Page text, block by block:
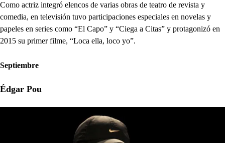
Como actriz integró elencos de varias obras de teatro de revista y
comedia, en televisión tuvo participaciones especiales en novelas y
papeles en series como “El Capo” y “Ciega a Citas” y protagonizó en
2015 su primer filme, “Loca ella, loco yo”.
Septiembre
Édgar Pou